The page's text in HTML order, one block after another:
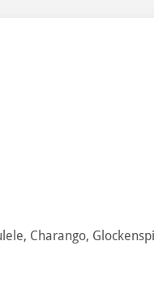
Charango,